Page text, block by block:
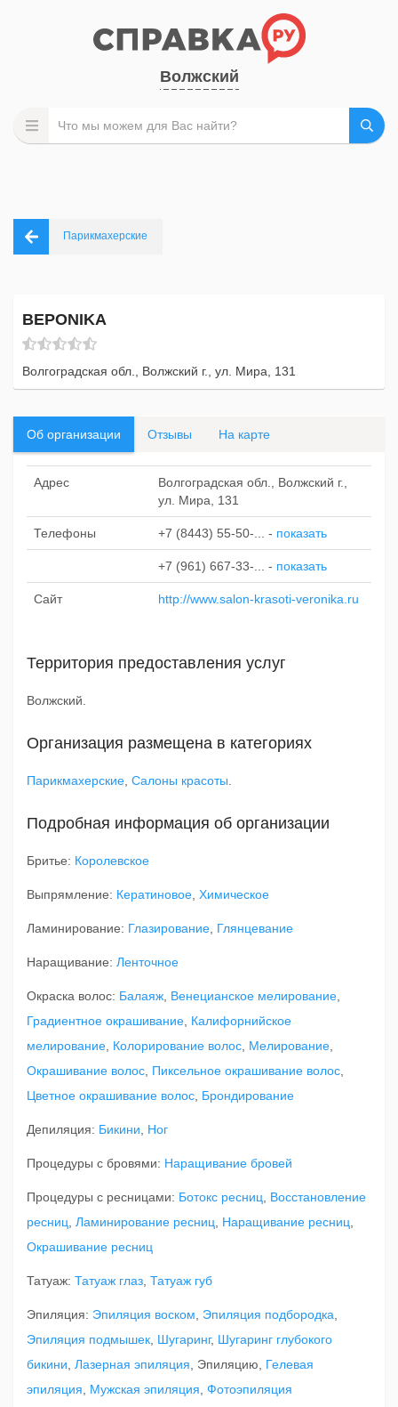
Волжский
Парикмахерские
ВЕРОNIKA
Волгоградская обл., Волжский г., ул. Мира, 131
Об организации Отзывы На карте
Адрес
Волгоградская обл., Волжский г.,
ул. Мира, 131
Телефоны +7 (8443) 55-50-... - показать
+7 (961) 667-33-... - показать
Сайт http://www.salon-krasoti-veronika.ru
Территория предоставления услуг
Волжский.
Организация размещена в категориях
Парикмахерские Салоны красоты
Подробная информация об организации
Бритье: Королевское
Выпрямление: Кератиновое Химическое
Ламинирование: Глазирование Глянцевание
Наращивание: Ленточное
Окраска волос: Балаяж Венецианское мелирование
Градиентное окрашивание Калифорнийское
мелирование Колорирование волос Мелирование
Окрашивание волос Пиксельное окрашивание волос
Цветное окрашивание волос Брондирование
Депиляция: Бикини Ног
Процедуры с бровями: Наращивание бровей
Процедуры с ресницами: Ботокс ресниц
Восстановление
ресниц Ламинирование ресниц Наращивание ресниц
Окрашивание ресниц
Татуаж: Татуаж глаз Татуаж губ
Эпиляция: Эпиляция воском Эпиляция подбородка
Эпиляция подмышек Шугаринг, Шугаринг глубокого
бикини Лазерная эпиляция , Эпиляцию, Гелевая
эпиляция
Мужская эпиляция Фотоэпиляция